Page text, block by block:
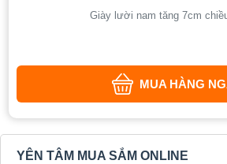
Giày lười nam tăng 7cm
MUA HÀNG
YÊN TÂM MUA SẮM ONLINE